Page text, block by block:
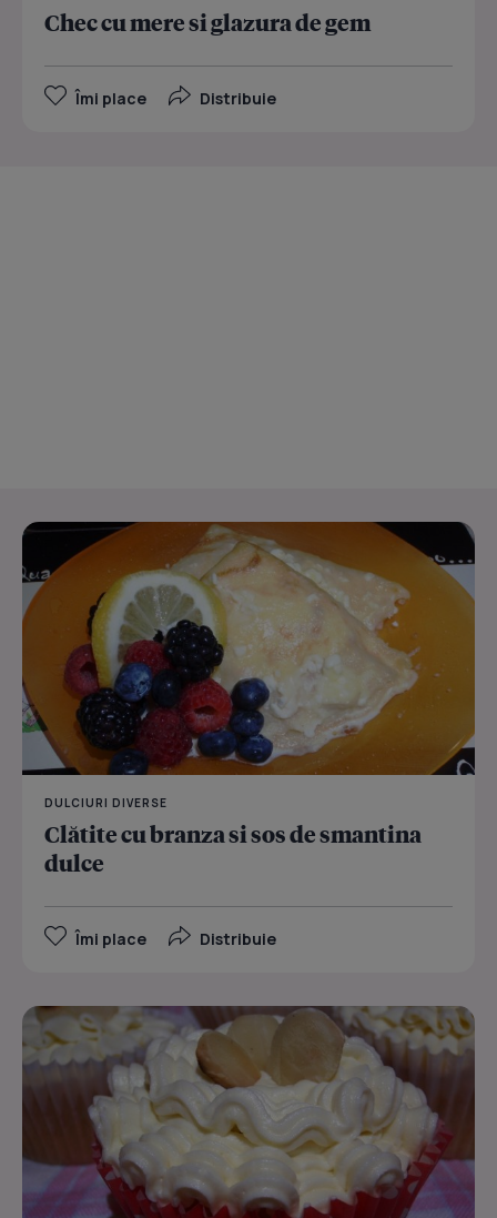
Chec cu mere si glazura de gem
Îmi place Distribuie
DULCIURI DIVERSE
Clătite cu branza si sos de smantina
dulce
Îmi place Distribuie